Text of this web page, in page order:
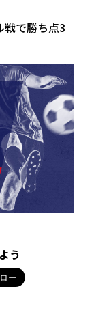
戦で勝ち点3
う